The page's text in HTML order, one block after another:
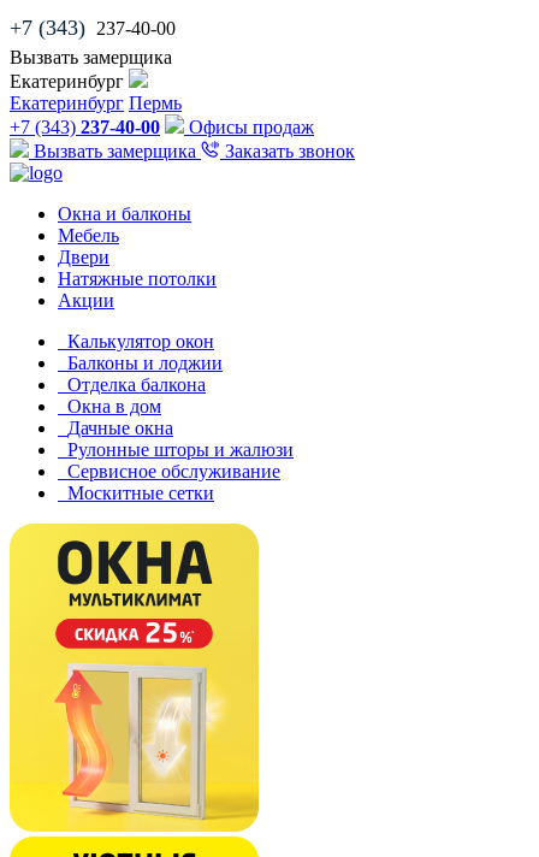
+7 (343) 237-40-00
Вызвать замерщика
Екатеринбург
Екатеринбург Пермь
+7 (343) 237-40-00
Офисы продаж
Вызвать замерщика
Заказать звонок
Окна и балконы
Мебель
Двери
Натяжные потолки
Акции
Калькулятор окон
Балконы и лоджии
Отделка балкона
Окна в дом
Дачные окна
Рулонные шторы и жалюзи
Сервисное обслуживание
Москитные сетки